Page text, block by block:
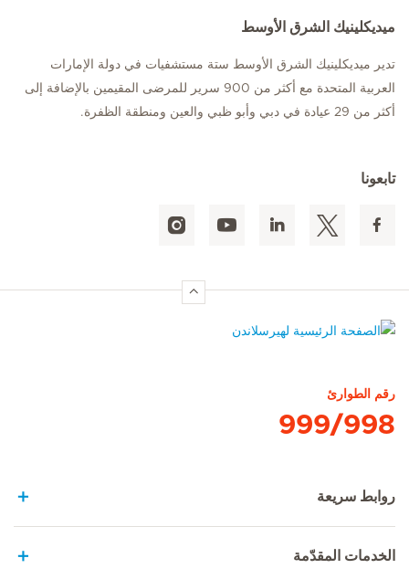
ميديكلينيك الشرق الأوسط
تدير ميديكلينيك الشرق الأوسط ستة مستشفيات في دولة الإمارات
العربية المتحدة مع أكثر من 900 سرير للمرضى المقيمين بالإضافة إلى
أكثر من 29 عيادة في دبي وأبو ظبي والعين ومنطقة الظفرة.
تابعونا
رقم الطوارئ
999/998
روابط سريعة
الخدمات المقدّمة